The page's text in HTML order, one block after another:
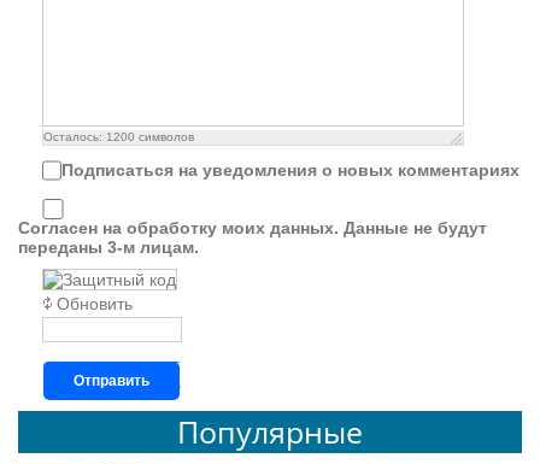
Осталось: 1200 символов
Подписаться на уведомления о новых комментариях
Согласен на обработку моих данных. Данные не будут
переданы 3-м лицам.
Обновить
Отправить
Популярные